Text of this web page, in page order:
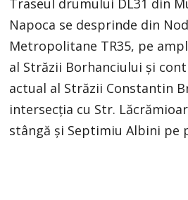
Traseul drumului DL31 din
Napoca se desprinde din
Metropolitane TR35, pe
al Străzii Borhanciului și
actual al Străzii Constantin
intersecția cu Str.
stângă și Septimiu Albini pe